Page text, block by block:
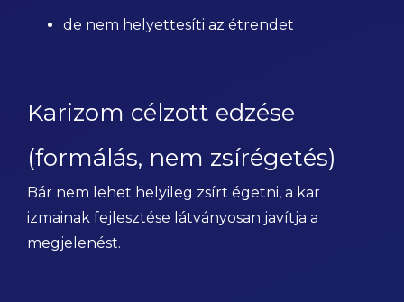
de nem helyettesíti az étrendet
Karizom célzott edzése
(formálás, nem zsírégetés)
Bár nem lehet helyileg zsírt égetni, a kar
izmainak fejlesztése látványosan javítja a
megjelenést.